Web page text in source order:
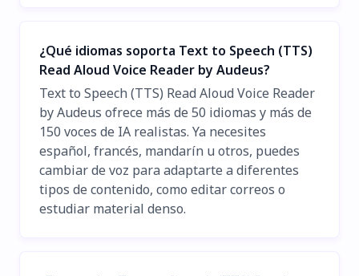
¿Qué idiomas soporta Text to Speech (TTS)
Read Aloud Voice Reader by Audeus?
Text to Speech (TTS) Read Aloud Voice Reader
by Audeus ofrece más de 50 idiomas y más de
150 voces de IA realistas. Ya necesites
español, francés, mandarín u otros, puedes
cambiar de voz para adaptarte a diferentes
tipos de contenido, como editar correos o
estudiar material denso.